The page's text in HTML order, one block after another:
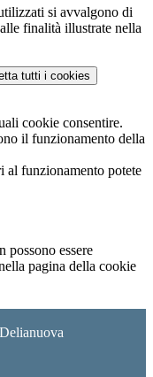
si avvalgono di
finalità illustrate nella
tutti i cookies
cookie consentire.
il funzionamento della
al funzionamento potete
possono essere
pagina della cookie